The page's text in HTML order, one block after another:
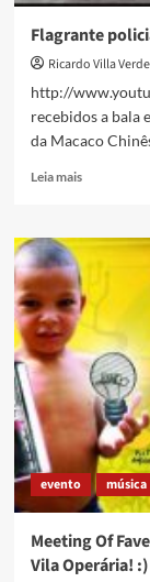
Flagrante
Ricardo Villa Verde
http://
recebidos a bala
da Macaco
Leia maisRead
Flagrante
em
Caxias
evento música
Meeting Of
Vila Operária! :)